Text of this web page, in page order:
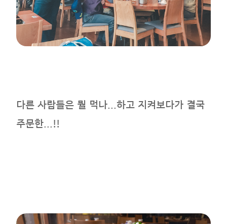
다른 사람들은 뭘 먹나...하고 지켜보다가 결국
주문한...!!